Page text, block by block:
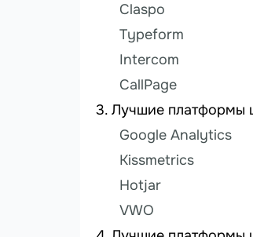
Claspo
Typeform
Intercom
CallPage
Лучшие платформы
Google Analytics
Kissmetrics
Hotjar
VWO